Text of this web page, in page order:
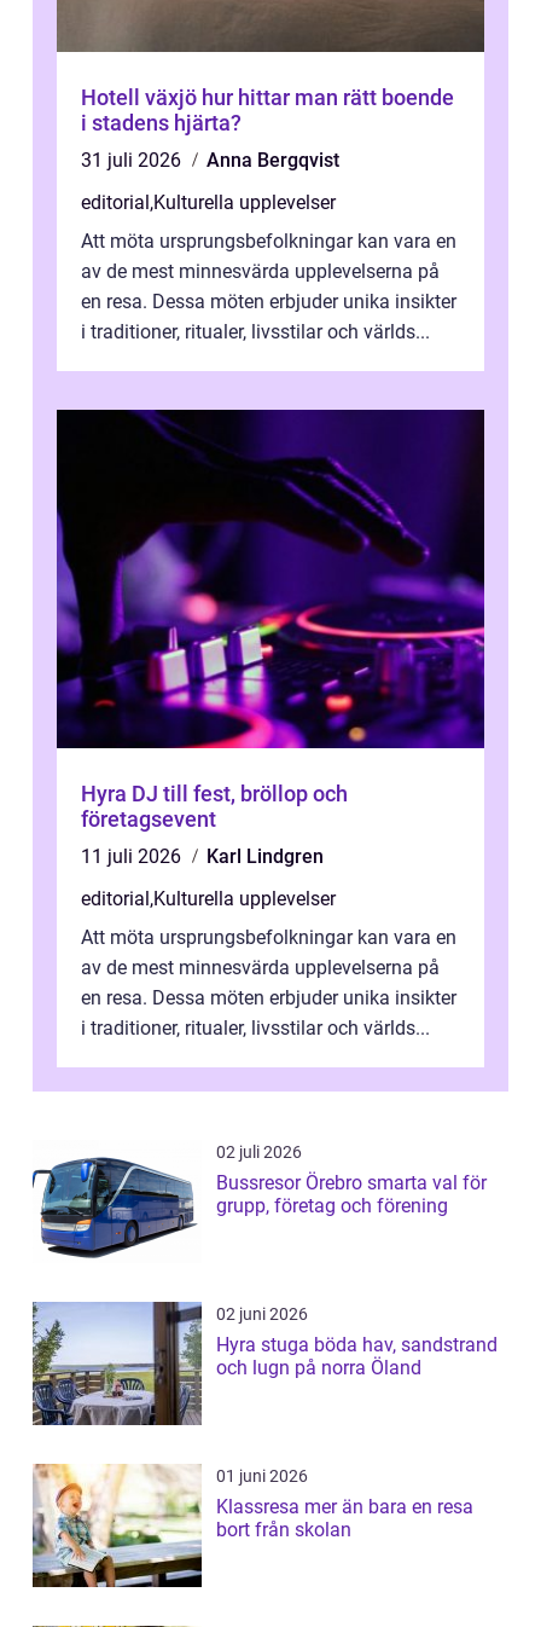
Hotell växjö hur hittar man rätt boende
i stadens hjärta?
31 juli 2026
Anna Bergqvist
editorial,Kulturella upplevelser
Att möta ursprungsbefolkningar kan vara en
av de mest minnesvärda upplevelserna på
en resa. Dessa möten erbjuder unika insikter
i traditioner, ritualer, livsstilar och världs...
Hyra DJ till fest, bröllop och
företagsevent
11 juli 2026
Karl Lindgren
editorial,Kulturella upplevelser
Att möta ursprungsbefolkningar kan vara en
av de mest minnesvärda upplevelserna på
en resa. Dessa möten erbjuder unika insikter
i traditioner, ritualer, livsstilar och världs...
02 juli 2026
Bussresor Örebro smarta val för
grupp, företag och förening
02 juni 2026
Hyra stuga böda hav, sandstrand
och lugn på norra Öland
01 juni 2026
Klassresa mer än bara en resa
bort från skolan